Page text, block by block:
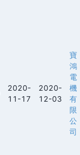
2020-
11-17
2020-
12-03
寶
鴻
電
機
有
限
公
司